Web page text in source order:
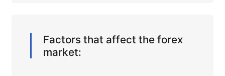
Factors that affect the forex
market: